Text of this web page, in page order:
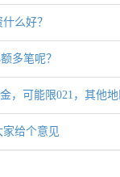
么好？
多笔呢？
，可能限021，其他地
家给个意见